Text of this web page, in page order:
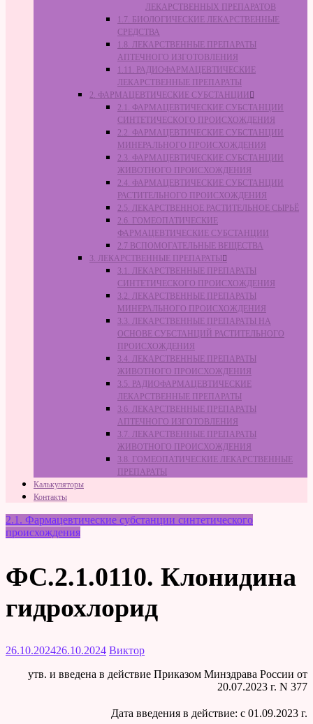
ЛЕКАРСТВЕННЫХ ПРЕПАРАТОВ
1.7. БИОЛОГИЧЕСКИЕ ЛЕКАРСТВЕННЫЕ
СРЕДСТВА
1.8. ЛЕКАРСТВЕННЫЕ ПРЕПАРАТЫ
АПТЕЧНОГО ИЗГОТОВЛЕНИЯ
1.11. РАДИОФАРМАЦЕВТИЧЕСКИЕ
ЛЕКАРСТВЕННЫЕ ПРЕПАРАТЫ
2. ФАРМАЦЕВТИЧЕСКИЕ СУБСТАНЦИИ
2.1. ФАРМАЦЕВТИЧЕСКИЕ СУБСТАНЦИИ
СИНТЕТИЧЕСКОГО ПРОИСХОЖДЕНИЯ
2.2. ФАРМАЦЕВТИЧЕСКИЕ СУБСТАНЦИИ
МИНЕРАЛЬНОГО ПРОИСХОЖДЕНИЯ
2.3. ФАРМАЦЕВТИЧЕСКИЕ СУБСТАНЦИИ
ЖИВОТНОГО ПРОИСХОЖДЕНИЯ
2.4. ФАРМАЦЕВТИЧЕСКИЕ СУБСТАНЦИИ
РАСТИТЕЛЬНОГО ПРОИСХОЖДЕНИЯ
2.5. ЛЕКАРСТВЕННОЕ РАСТИТЕЛЬНОЕ СЫРЬЁ
2.6. ГОМЕОПАТИЧЕСКИЕ
ФАРМАЦЕВТИЧЕСКИЕ СУБСТАНЦИИ
2.7 ВСПОМОГАТЕЛЬНЫЕ ВЕЩЕСТВА
3. ЛЕКАРСТВЕННЫЕ ПРЕПАРАТЫ
3.1. ЛЕКАРСТВЕННЫЕ ПРЕПАРАТЫ
СИНТЕТИЧЕСКОГО ПРОИСХОЖДЕНИЯ
3.2. ЛЕКАРСТВЕННЫЕ ПРЕПАРАТЫ
МИНЕРАЛЬНОГО ПРОИСХОЖДЕНИЯ
3.3. ЛЕКАРСТВЕННЫЕ ПРЕПАРАТЫ НА
ОСНОВЕ СУБСТАНЦИЙ РАСТИТЕЛЬНОГО
ПРОИСХОЖДЕНИЯ
3.4. ЛЕКАРСТВЕННЫЕ ПРЕПАРАТЫ
ЖИВОТНОГО ПРОИСХОЖДЕНИЯ
3.5. РАДИОФАРМАЦЕВТИЧЕСКИЕ
ЛЕКАРСТВЕННЫЕ ПРЕПАРАТЫ
3.6. ЛЕКАРСТВЕННЫЕ ПРЕПАРАТЫ
АПТЕЧНОГО ИЗГОТОВЛЕНИЯ
3.7. ЛЕКАРСТВЕННЫЕ ПРЕПАРАТЫ
ЖИВОТНОГО ПРОИСХОЖДЕНИЯ
3.8. ГОМЕОПАТИЧЕСКИЕ ЛЕКАРСТВЕННЫЕ
ПРЕПАРАТЫ
Калькуляторы
Контакты
2.1. Фармацевтические субстанции синтетического
происхождения
ФС.2.1.0110. Клонидина
гидрохлорид
26.10.202426.10.2024 Виктор
утв. и введена в действие Приказом Минздрава России от
20.07.2023 г. N 377
Дата введения в действие: c 01.09.2023 г.